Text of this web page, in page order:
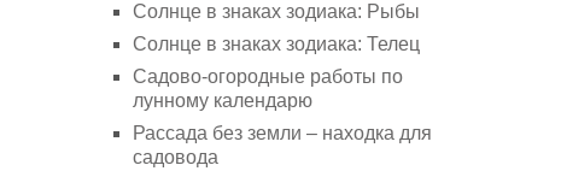
Солнце в знаках зодиака: Рыбы
Солнце в знаках зодиака: Телец
Садово-огородные работы по
лунному календарю
Рассада без земли – находка для
садовода